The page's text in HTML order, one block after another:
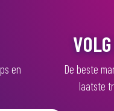
en
De beste
laatste